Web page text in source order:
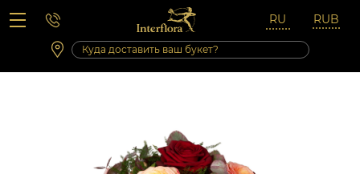
Вопросы-ответы
Сб 10:00 ‐ 14:00
Выходные и праздничные дни